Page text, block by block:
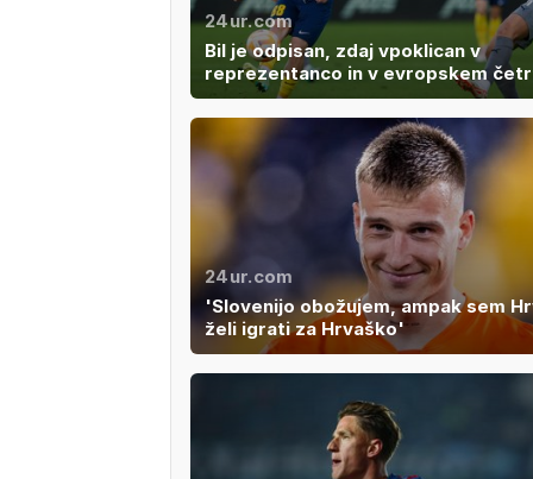
24ur.com
Bil je odpisan, zdaj vpoklican v
reprezentanco in v evropskem
24ur.com
'Slovenijo obožujem, ampak sem
želi igrati za Hrvaško'